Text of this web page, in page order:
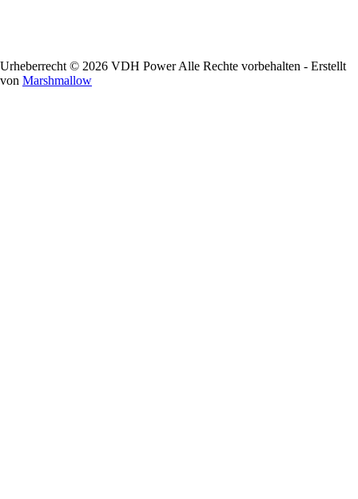
Urheberrecht © 2026 VDH Power Alle Rechte vorbehalten - Erstellt
von Marshmallow